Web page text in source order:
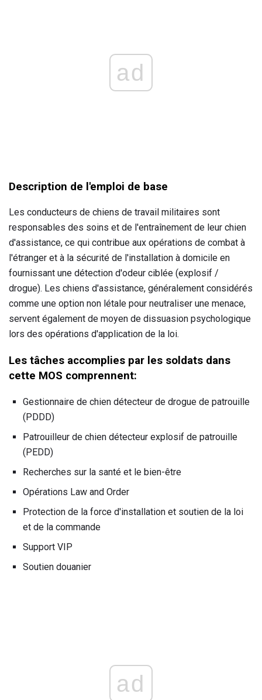
ad
Description de l'emploi de base
Les conducteurs de chiens de travail militaires sont
responsables des soins et de l'entraînement de leur chien
d'assistance, ce qui contribue aux opérations de combat à
l'étranger et à la sécurité de l'installation à domicile en
fournissant une détection d'odeur ciblée (explosif /
drogue). Les chiens d'assistance, généralement considérés
comme une option non létale pour neutraliser une menace,
servent également de moyen de dissuasion psychologique
lors des opérations d'application de la loi.
Les tâches accomplies par les soldats dans
cette MOS comprennent:
Gestionnaire de chien détecteur de drogue de patrouille
(PDDD)
Patrouilleur de chien détecteur explosif de patrouille
(PEDD)
Recherches sur la santé et le bien-être
Opérations Law and Order
Protection de la force d'installation et soutien de la loi
et de la commande
Support VIP
Soutien douanier
ad